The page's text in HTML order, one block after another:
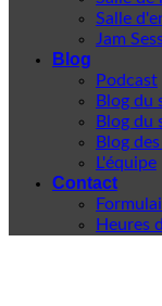
Salle
Jam
Blog
Podcast
Blog du
Blog du
Blog
L'équipe
Contact
Heures